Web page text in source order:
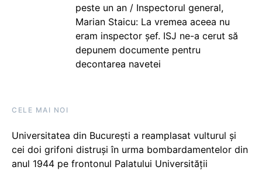
peste un an / Inspectorul general,
Marian Staicu: La vremea aceea nu
eram inspector șef. ISJ ne-a cerut să
depunem documente pentru
decontarea navetei
CELE MAI NOI
Universitatea din București a reamplasat vulturul și
cei doi grifoni distruși în urma bombardamentelor din
anul 1944 pe frontonul Palatului Universității